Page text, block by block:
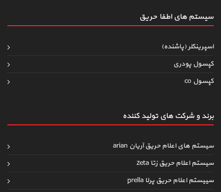
سیستم های اطفاءحریق
اسپرینکلر (پاشنده)
کپسول پودری
کپسول co
برند و شرکت های تولید کننده
سیستم های اعلام حریق آریان arian
سیستم اعلام حریق زتا zeta
سییستم اعلام حریق پرلا prella